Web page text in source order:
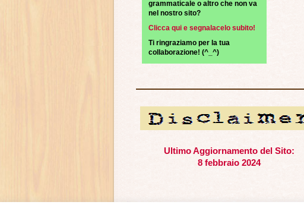
grammaticale o altro che non va
nel nostro sito?
Clicca qui e segnalacelo subito!
Ti ringraziamo per la tua
collaborazione! (^_^)
Ultimo Aggiornamento del Sito:
8 febbraio 2024